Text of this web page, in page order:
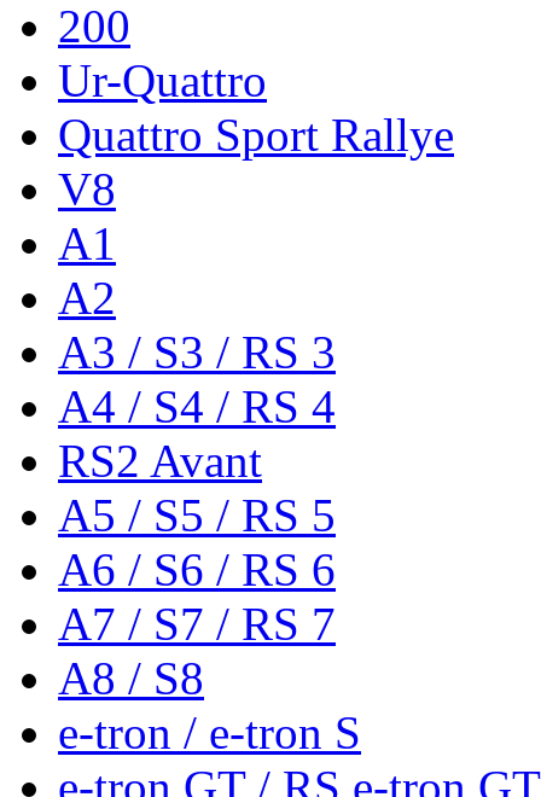
200
Ur-Quattro
Quattro Sport Rallye
V8
A1
A2
A3 / S3 / RS 3
A4 / S4 / RS 4
RS2 Avant
A5 / S5 / RS 5
A6 / S6 / RS 6
A7 / S7 / RS 7
A8 / S8
e-tron / e-tron S
e-tron GT / RS e-tron GT